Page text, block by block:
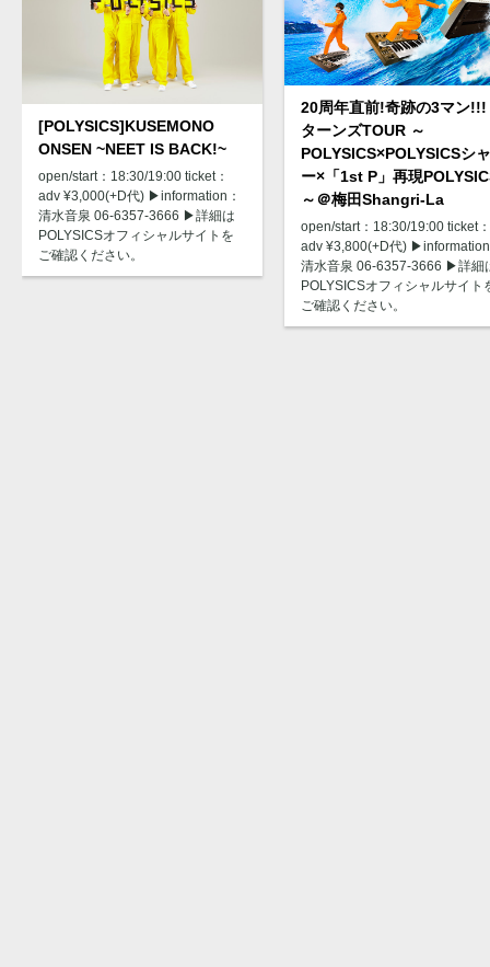
[POLYSICS]KUSEMONO
ONSEN ~NEET IS BACK!~
open/start：18:30/19:00 ticket：
adv ¥3,000(+D代) ▶︎information：
清水音泉 06-6357-3666 ▶︎詳細は
POLYSICSオフィシャルサイトを
ご確認ください。
20周年直前!奇跡の3マン!!!
ターンズTOUR ～
POLYSICS×POLYSICSシ
ー×「1st P」再現
～＠梅田Shangri-La
open/start：18:30/19:00 ticket：
adv ¥3,800(+D代)
清水音泉 06-6357-3666 ▶︎詳細
POLYSICSオフィシャルサイト
ご確認ください。